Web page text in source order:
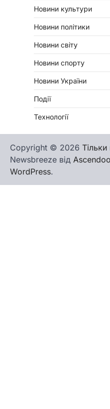
Новини культури
Новини політики
Новини світу
Новини спорту
Новини України
Події
Технології
Copyright © 2026 Тільки
Newsbreeze від
WordPress.